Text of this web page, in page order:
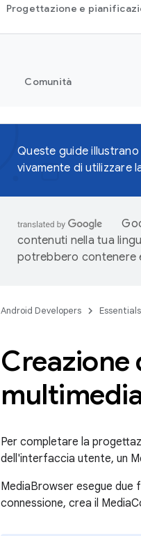
Progettazione e
Comunità
Queste guide
vivamente di utilizzare
contenuti nella tua
potrebbero contenere
Android Developers Essentials
Per completare la
dell'interfaccia utente, un
MediaBrowser esegue due
connessione, crea il